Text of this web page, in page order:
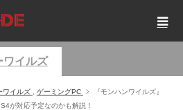
ワイルズ
ワイルズ ゲーミングPC
『モンハンワイルズ』
が対応予定なのかも解説！